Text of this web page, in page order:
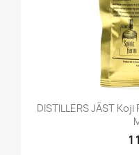
DISTILLERS JÄST
1